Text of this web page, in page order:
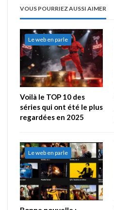
VOUS POURRIEZ AUSSI AIMER
Le web en parle
Voilà le TOP 10 des
séries qui ont été le plus
regardées en 2025
Le web en parle